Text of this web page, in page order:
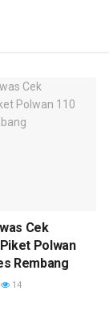
Cek
Polwan
Rembang
14